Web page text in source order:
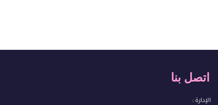
اتصل بنا
الإدارة :